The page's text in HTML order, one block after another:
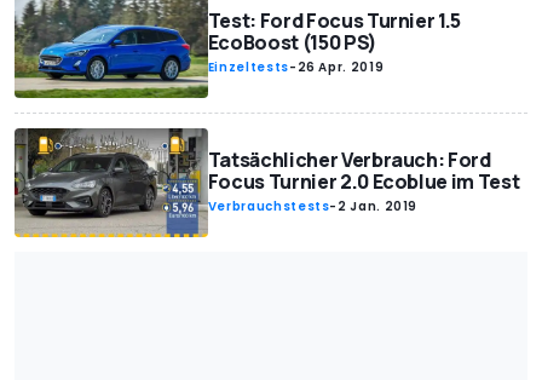
Test: Ford Focus Turnier 1.5
EcoBoost (150 PS)
Einzeltests- 26 Apr. 2019
Tatsächlicher Verbrauch: Ford
Focus Turnier 2.0 Ecoblue im Test
Verbrauchstests- 2 Jan. 2019